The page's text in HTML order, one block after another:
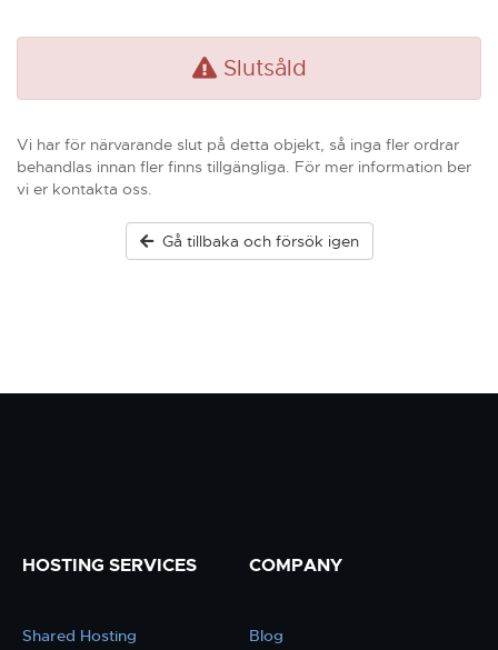
Slutsåld
Vi har för närvarande slut på detta objekt, så inga fler ordrar
behandlas innan fler finns tillgängliga. För mer information ber
vi er kontakta oss.
Gå tillbaka och försök igen
HOSTING SERVICES
Shared Hosting
COMPANY
Blog